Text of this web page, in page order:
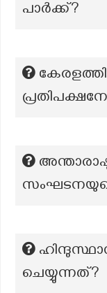
പാർക്ക്?
ചെയ്യുന്നത്?